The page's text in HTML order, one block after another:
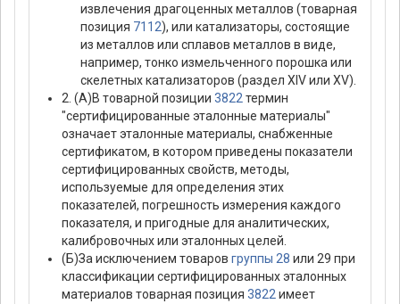
извлечения драгоценных металлов (товарная
позиция 7112), или катализаторы, состоящие
из металлов или сплавов металлов в виде,
например, тонко измельченного порошка или
скелетных катализаторов (раздел XIV или XV).
2. (А)В товарной позиции 3822 термин
"сертифицированные эталонные материалы"
означает эталонные материалы, снабженные
сертификатом, в котором приведены показатели
сертифицированных свойств, методы,
используемые для определения этих
показателей, погрешность измерения каждого
показателя, и пригодные для аналитических,
калибровочных или эталонных целей.
(Б)За исключением товаров группы 28 или 29 при
классификации сертифицированных эталонных
материалов товарная позиция 3822 имеет